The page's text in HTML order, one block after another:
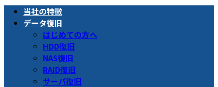
プ
動
当社の特徴
データ復旧
はじめての方へ
HDD復旧
NAS復旧
RAID復旧
サーバ復旧